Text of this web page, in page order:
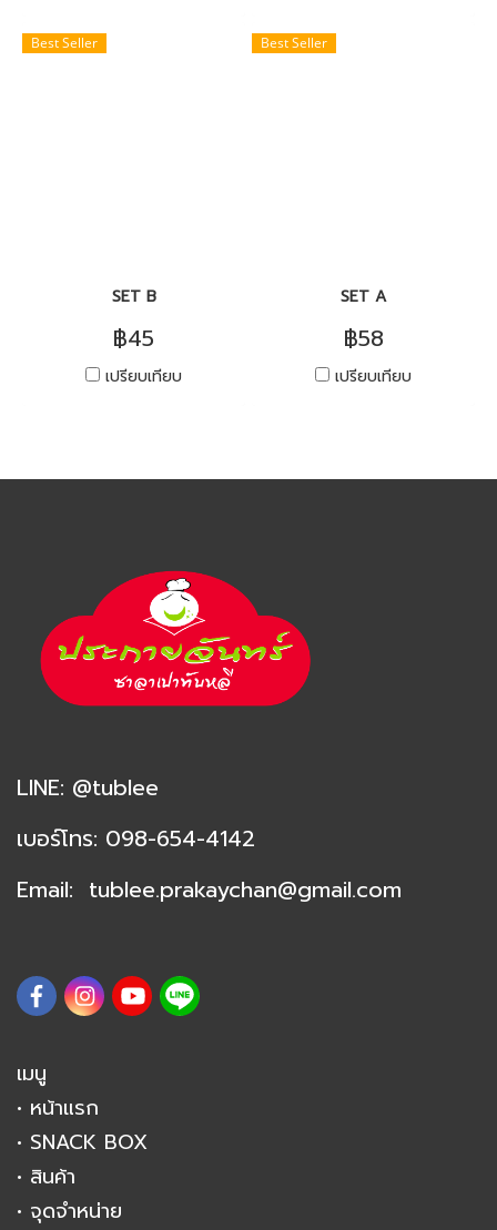
Best Seller
SET B
฿45
เปรียบเทียบ
Best Seller
SET A
฿58
เปรียบเทียบ
LINE: @tublee
เบอร์โทร: 098-654-4142
Email: tublee.prakaychan@gmail.com
เมนู
• หน้าแรก
• SNACK BOX
• สินค้า
• จุดจำหน่าย